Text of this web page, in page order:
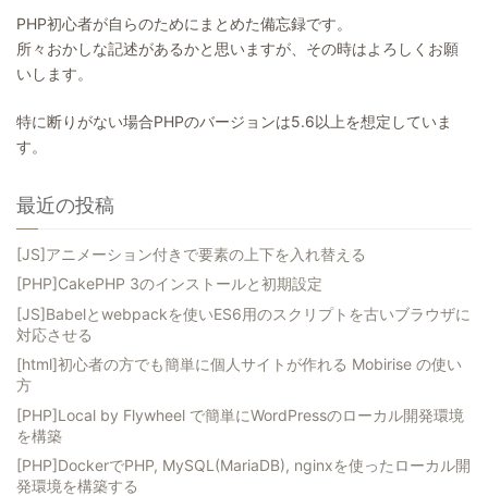
PHP初心者が自らのためにまとめた備忘録です。
所々おかしな記述があるかと思いますが、その時はよろしくお願
いします。
特に断りがない場合PHPのバージョンは5.6以上を想定していま
す。
最近の投稿
[JS]アニメーション付きで要素の上下を入れ替える
[PHP]CakePHP 3のインストールと初期設定
[JS]Babelとwebpackを使いES6用のスクリプトを古いブラウザに
対応させる
[html]初心者の方でも簡単に個人サイトが作れる Mobirise の使い
方
[PHP]Local by Flywheel で簡単にWordPressのローカル開発環境
を構築
[PHP]DockerでPHP, MySQL(MariaDB), nginxを使ったローカル開
発環境を構築する